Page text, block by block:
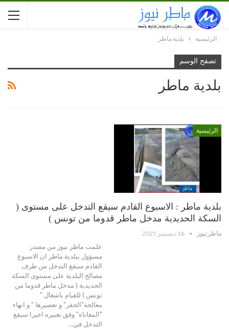
الرئيسية بلدية ماطر
تصفح الوسم
بلدية ماطر
الرئيسية
بلدية ماطر : الاسبوع القادم سيقع التدخل على مستوى (
السكة الحديدية مدخل ماطر قدوما من تونس )
ماطر نيوز 16 ديسمبر 2025
علمت ماطر نيوز من مصدر
مسؤول ببلدية ماطر ان الاسبوع
القادم سيقع التدخل من طرف
مصالح البلدية على مستوى السكة
الحديدية ( مدخل ماطر قدوما من
تونس ) للقيام باشغال "
معالجة"الحفر" و تعصيرها " و انهاء
"المعاناة" وفق تعبيره اخيرا سيقع
التدخل في…